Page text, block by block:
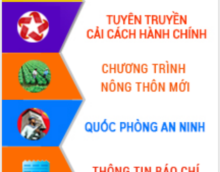
Hội nghị triển khai kết nối mạng
truyền số liệu chuyên dùng phục vụ cơ
quan Đảng, Nhà nước
Lễ phát động chuỗi hoạt động chung
tay làm sạch môi trường
Xã Ea Kar bước chuyển mình trong
công tác cải cách hành chính mô hình
mới
UBND tỉnh họp báo định kỳ tháng 4
năm 2026
Hội thảo khoa học “Giải pháp thúc đẩy
phát triển nền kinh tế xanh tại tỉnh
Đắk Lắk”
Tăng cường giám sát, đôn đốc thực
hiện nhiệm vụ quản lý tài sản công
hàng tuần